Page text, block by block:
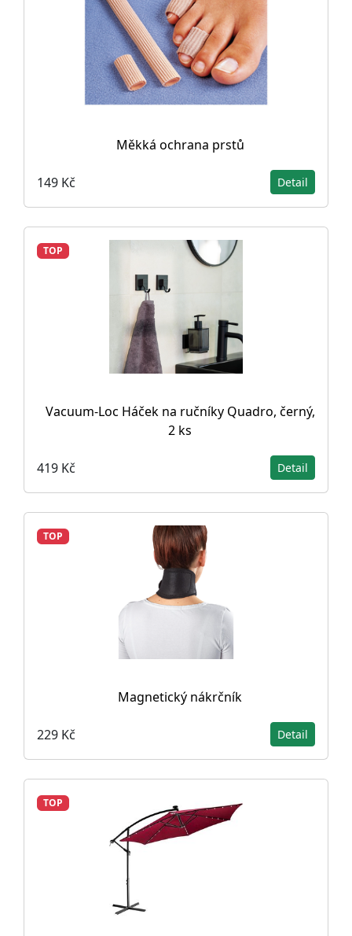
Měkká ochrana prstů
149 Kč Detail
TOP
Vacuum-Loc Háček na ručníky Quadro, černý,
2 ks
419 Kč Detail
TOP
Magnetický nákrčník
229 Kč Detail
TOP